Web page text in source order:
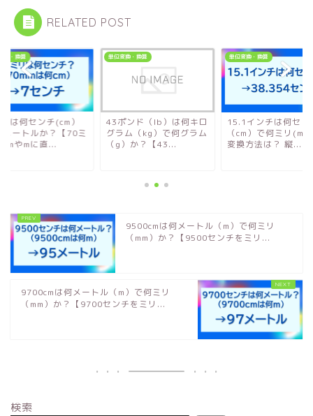
RELATED POST
換・換算
は何センチ(cm）
メートルか？【70ミ
cmやmに直...
単位変換・換算
43ポンド（lb）は何キロ
グラム（kg）で何グラム
（g）か？【43...
単位変換・換算
15.1インチは何セン
（cm）で何ミリ
変換方法は？ 縦...
9500cmは何メートル（m）で何ミリ
（mm）か？【9500センチをミリ...
9700cmは何メートル（m）で何ミリ
（mm）か？【9700センチをミリ...
検索